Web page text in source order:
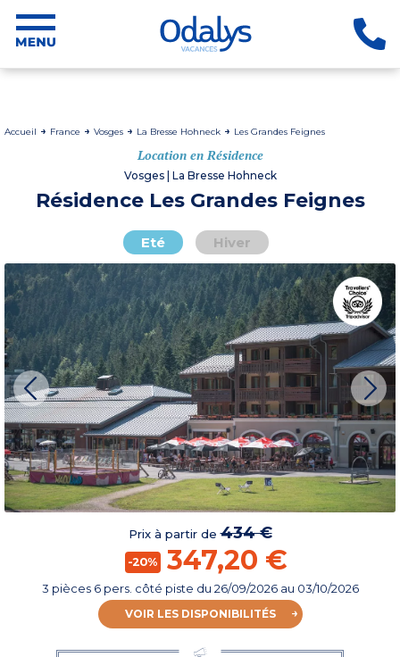
Accueil France Vosges La Bresse Hohneck Les Grandes Feignes
Location en Résidence
Vosges | La Bresse Hohneck
Résidence Les Grandes Feignes
Eté Hiver
Prix à partir de434 €
-20% 347,20 €
3 pièces 6 pers. côté piste du 26/09/2026au 03/10/2026
VOIR LES DISPONIBILITÉS